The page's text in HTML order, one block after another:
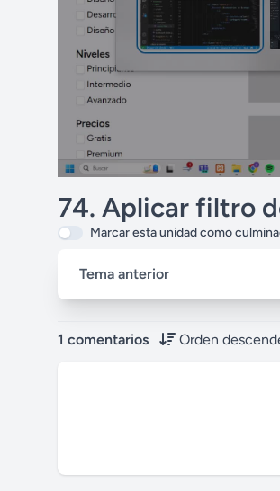
74. Aplicar filtro
Marcar esta unidad como
Tema anterior
1 comentarios Orden